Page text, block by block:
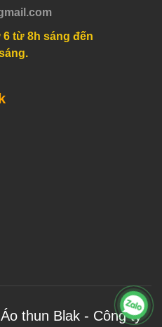
từ 8h sáng đến
thun Blak - Công ty